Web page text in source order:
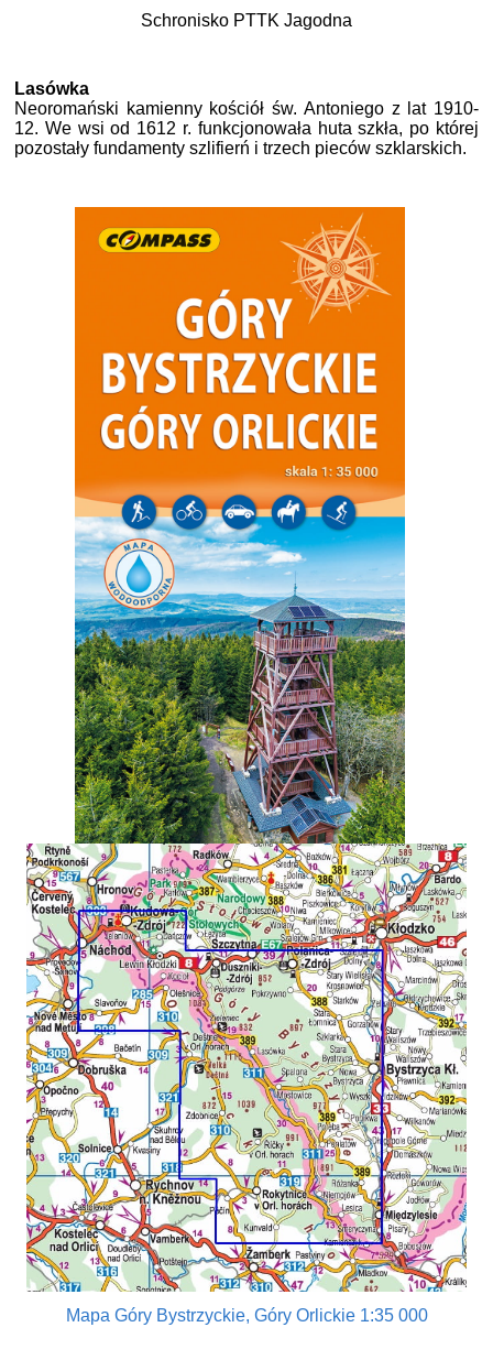
Schronisko PTTK Jagodna
Lasówka
Neoromański kamienny kościół św. Antoniego z lat 1910-
12. We wsi od 1612 r. funkcjonowała huta szkła, po której
pozostały fundamenty szlifierń i trzech pieców szklarskich.
Mapa Góry Bystrzyckie, Góry Orlickie 1:35 000